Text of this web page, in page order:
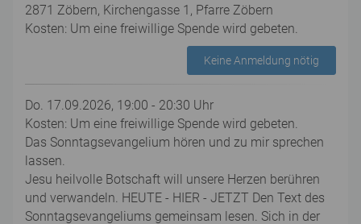
2871 Zöbern, Kirchengasse 1, Pfarre Zöbern
Kosten: Um eine freiwillige Spende wird gebeten.
Keine Anmeldung nötig
Do. 17.09.2026, 19:00 - 20:30 Uhr
Kosten: Um eine freiwillige Spende wird gebeten.
Das Sonntagsevangelium hören und zu mir sprechen
lassen.
Jesu heilvolle Botschaft will unsere Herzen berühren
und verwandeln. HEUTE - HIER - JETZT Den Text des
Sonntagsevangeliums gemeinsam lesen. Sich in der